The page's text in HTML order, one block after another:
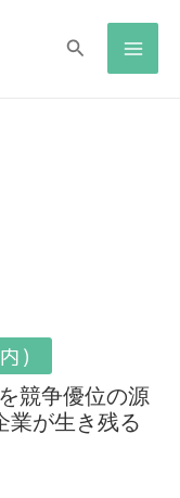
検
）
競争優位の源
業が生き残る